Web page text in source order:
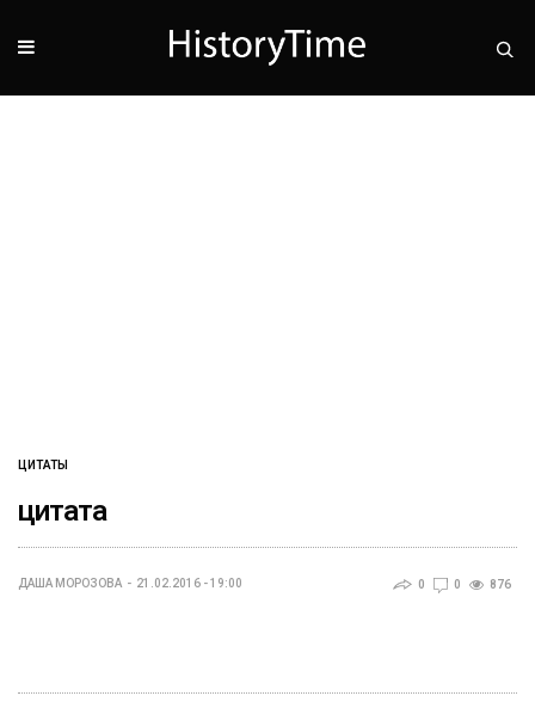
ЦИТАТЫ
цитата
ДАША МОРОЗОВА 21.02.2016 - 19:00 0 0 876